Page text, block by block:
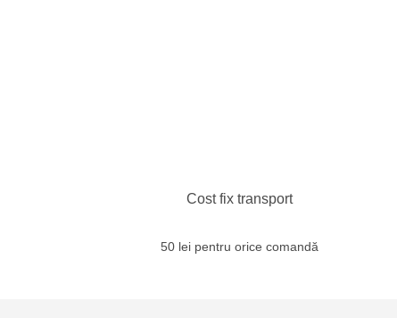
Cost fix transport
50 lei pentru orice comandă